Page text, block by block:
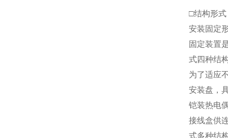
□结构形式
安装固定
固定装置
式四种结
为了适应
安装盘，
铠装热电
接线盒供
式多种结